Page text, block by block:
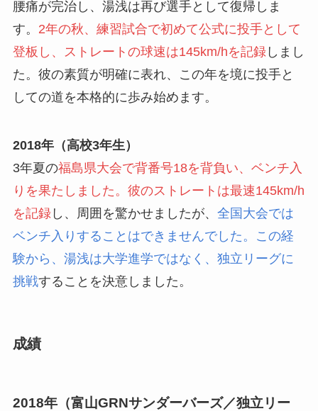
腰痛が完治し、湯浅は再び選手として復帰しま
す。 2年の秋、練習試合で初めて公式に投手として
登板し、ストレートの球速は145km/hを記録しまし
た。彼の素質が明確に表れ、この年を境に投手と
しての道を本格的に歩み始めます。
2018年（高校3年生）
3年夏の福島県大会で背番号18を背負い、ベンチ入
りを果たしました。彼のストレートは最速145km/h
を記録し、周囲を驚かせましたが、 全国大会では
ベンチ入りすることはできませんでした。この経
験から、湯浅は大学進学ではなく、独立リーグに
挑戦することを決意しました。
成績
2018年（富山GRNサンダーバーズ／独立リー